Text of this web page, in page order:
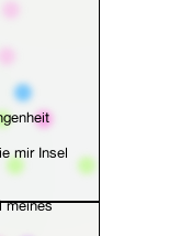
mir Insel
meines